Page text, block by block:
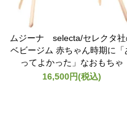
ムジーナ selecta/セレクタ社
ベビージム 赤ちゃん時期に「
ってよかった」なおもちゃ
16,500円(税込)